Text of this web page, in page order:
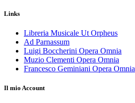
Links
Libreria Musicale Ut Orpheus
Ad Parnassum
Luigi Boccherini Opera Omnia
Muzio Clementi Opera Omnia
Francesco Geminiani Opera Omnia
Il mio Account